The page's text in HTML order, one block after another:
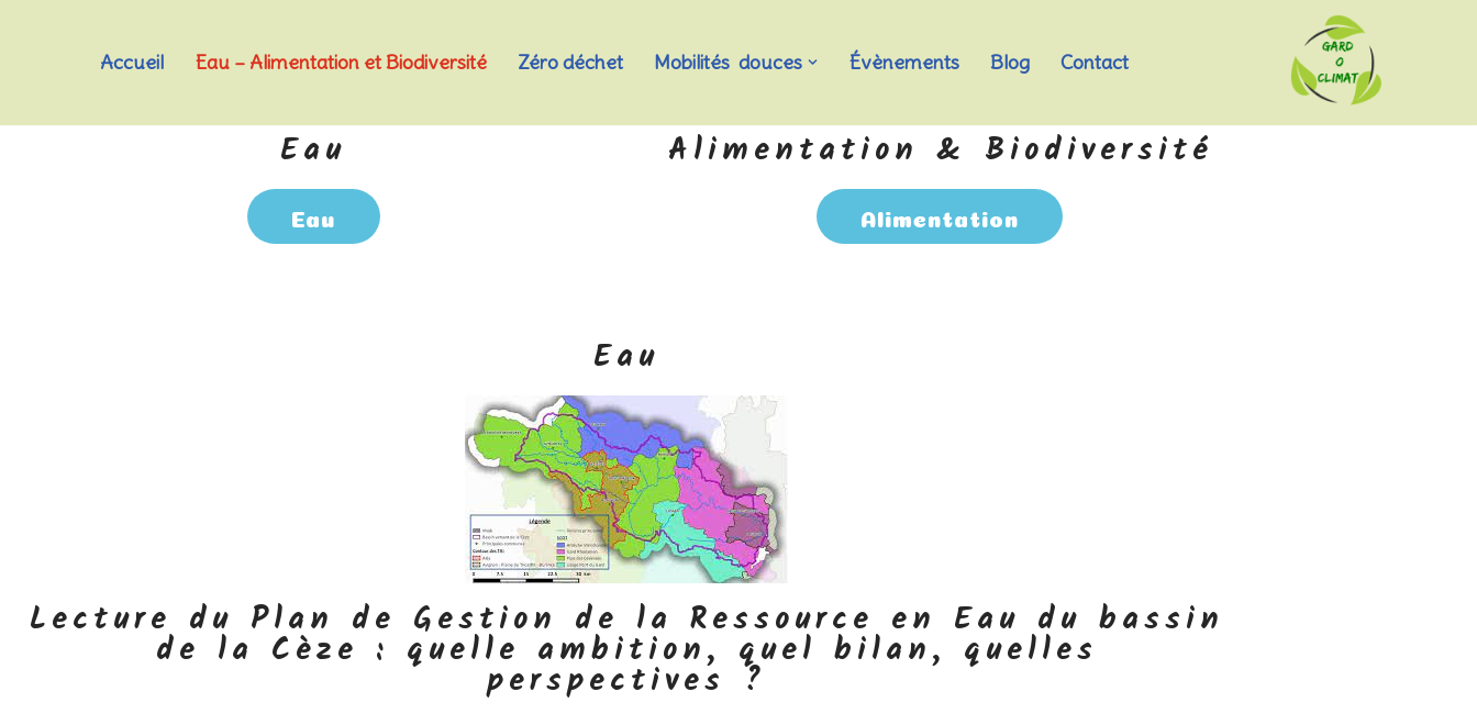
Accueil Eau – Alimentation et Biodiversité Zéro déchet Mobilités douces Évènements Blog Contact
Eau
Eau
Alimentation & Biodiversité
Alimentation
Eau
Lecture du Plan de Gestion de la Ressource en Eau du bassin
de la Cèze : quelle ambition, quel bilan, quelles
perspectives ?